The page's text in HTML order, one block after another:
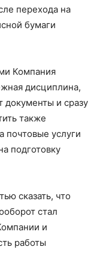
перехода на
бумаги
Компания
дисциплина,
документы и сразу
также
почтовые услуги
подготовку
сказать, что
стал
и
работы